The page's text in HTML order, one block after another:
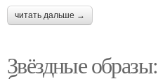
читать дальше →
Звёздные